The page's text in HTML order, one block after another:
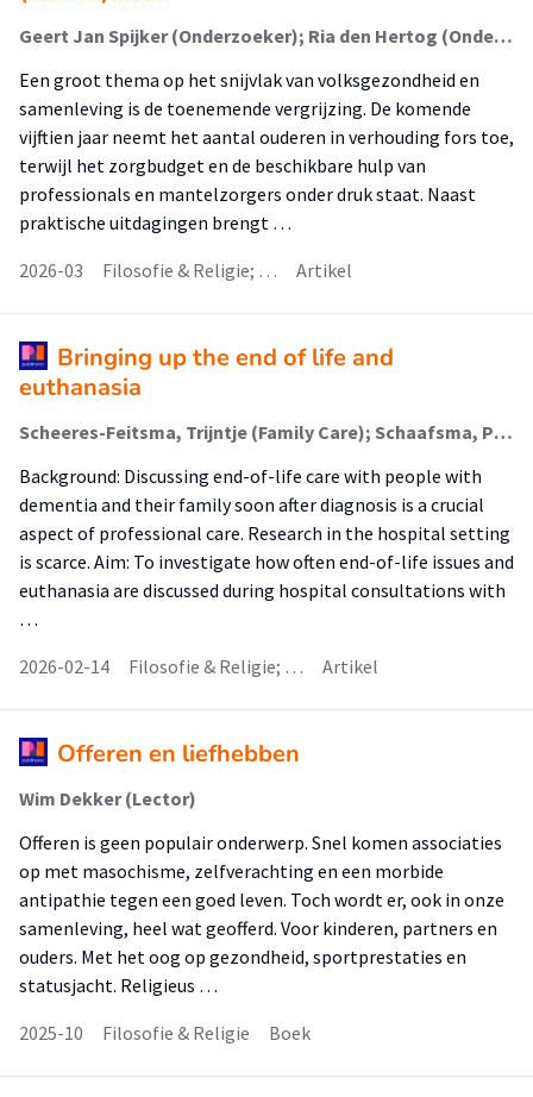
Geert Jan Spijker (Onderzoeker); Ria den Hertog (Onderzoeker); Robert van Putten (Lector)
Een groot thema op het snijvlak van volksgezondheid en
samenleving is de toenemende vergrijzing. De komende
vijftien jaar neemt het aantal ouderen in verhouding fors toe,
terwijl het zorgbudget en de beschikbare hulp van
professionals en mantelzorgers onder druk staat. Naast
praktische uitdagingen brengt …
2026-03
Filosofie & Religie; … Artikel
Bringing up the end of life and
euthanasia
Scheeres-Feitsma, Trijntje (Family Care); Schaafsma, Petruschka; van Kempen, Janneke; van der Steen, Jenny T
Background: Discussing end-of-life care with people with
dementia and their family soon after diagnosis is a crucial
aspect of professional care. Research in the hospital setting
is scarce. Aim: To investigate how often end-of-life issues and
euthanasia are discussed during hospital consultations with
…
2026-02-14
Filosofie & Religie; … Artikel
Offeren en liefhebben
Wim Dekker (Lector)
Offeren is geen populair onderwerp. Snel komen associaties
op met masochisme, zelfverachting en een morbide
antipathie tegen een goed leven. Toch wordt er, ook in onze
samenleving, heel wat geofferd. Voor kinderen, partners en
ouders. Met het oog op gezondheid, sportprestaties en
statusjacht. Religieus …
2025-10
Filosofie & Religie Boek